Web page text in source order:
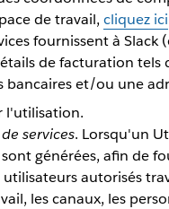
de travail, cliquez ici
fournissent à
de facturation tels
bancaires et/ou une
l'utilisation.
services. Lorsqu'un
générées, afin de
autorisés
les canaux, les